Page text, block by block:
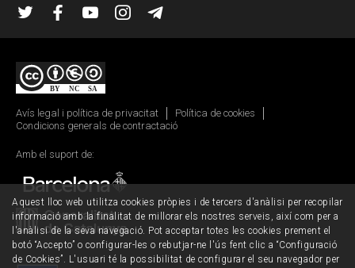
TwitterFacebook
YouTubeInstagram
Avís legal i política de privacitat
Política de cookies
Condicions generals de contractació
Amb el suport de:
Aquest lloc web utilitza cookies pròpies i de tercers d'anàlisi per recopilar
informació amb la finalitat de millorar els nostres serveis, així com per a
l'anàlisi de la seva navegació. Pot acceptar totes les cookies prement el
botó “Accepto” o configurar-les o rebutjar-ne l'ús fent clic a “Configuració
de Cookies”. L'usuari té la possibilitat de configurar el seu navegador per